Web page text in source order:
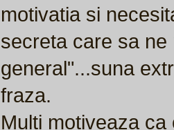
motivatia si
secreta care sa
general"...suna
fraza.
Multi motiveaza